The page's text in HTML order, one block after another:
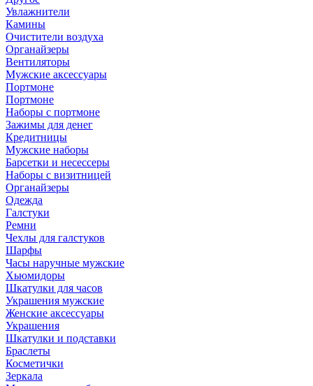
Увлажнители
Камины
Очистители воздуха
Органайзеры
Вентиляторы
Мужские аксессуары
Портмоне
Портмоне
Наборы с портмоне
Зажимы для денег
Кредитницы
Мужские наборы
Барсетки и несессеры
Наборы с визитницей
Органайзеры
Одежда
Галстуки
Ремни
Чехлы для галстуков
Шарфы
Часы наручные мужские
Хьюмидоры
Шкатулки для часов
Украшения мужские
Женские аксессуары
Украшения
Шкатулки и подставки
Браслеты
Косметички
Зеркала